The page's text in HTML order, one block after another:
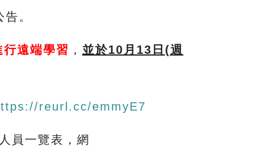
。
遠端學習 ， 並於10 月 13 日 (週
reurl.cc/emmyE7
員一覽表，網